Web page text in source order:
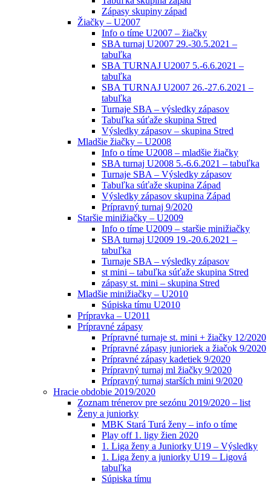
Zápasy skupiny západ
Žiačky – U2007
Info o tíme U2007 – žiačky
SBA turnaj U2007 29.-30.5.2021 –
tabuľka
SBA TURNAJ U2007 5.-6.6.2021 –
tabuľka
SBA TURNAJ U2007 26.-27.6.2021 –
tabuľka
Turnaje SBA – výsledky zápasov
Tabuľka súťaže skupina Stred
Výsledky zápasov – skupina Stred
Mladšie žiačky – U2008
Info o tíme U2008 – mladšie žiačky
SBA turnaj U2008 5.-6.6.2021 – tabuľka
Turnaje SBA – Výsledky zápasov
Tabuľka súťaže skupina Západ
Výsledky zápasov skupina Západ
Prípravný turnaj 9/2020
Staršie minižiačky – U2009
Info o tíme U2009 – staršie minižiačky
SBA turnaj U2009 19.-20.6.2021 –
tabuľka
Turnaje SBA – výsledky zápasov
st mini – tabuľka súťaže skupina Stred
zápasy st. mini – skupina Stred
Mladšie minižiačky – U2010
Súpiska tímu U2010
Prípravka – U2011
Prípravné zápasy
Prípravné turnaje st. mini + žiačky 12/2020
Prípravné zápasy junioriek a žiačok 9/2020
Prípravné zápasy kadetiek 9/2020
Prípravný turnaj ml žiačky 9/2020
Prípravný turnaj starších mini 9/2020
Hracie obdobie 2019/2020
Zoznam trénerov pre sezónu 2019/2020 – list
Ženy a juniorky
MBK Stará Turá ženy – info o tíme
Play off 1. ligy žien 2020
1. Liga ženy a Juniorky U19 – Výsledky
1. Liga ženy a juniorky U19 – Ligová
tabuľka
Súpiska tímu